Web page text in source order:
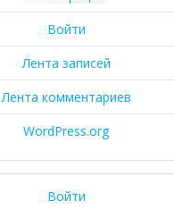
Войти
Лента записей
Лента комментариев
WordPress.org
Войти